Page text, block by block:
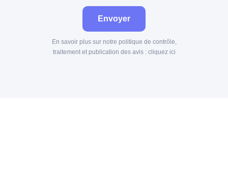
Envoyer
En savoir plus sur notre politique de contrôle,
traitement et publication des avis : cliquez ici